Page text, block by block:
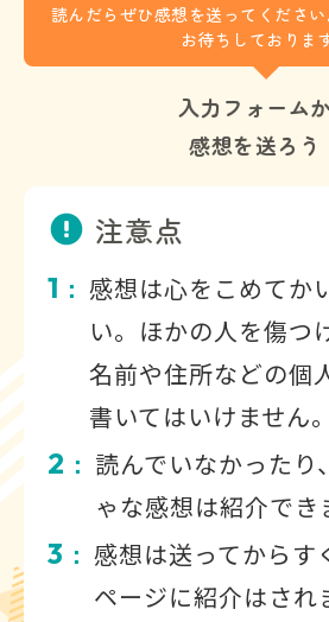
読んだらぜひ感想を送ってくださ
お待ちしておりま
入力フォーム
感想を送ろう
注意点
1 ： 感想は心をこめてか
い。ほかの人を傷つ
名前や住所などの個
書いてはいけません。
2 ： 読んでいなかったり
ゃな感想は紹介でき
3 ： 感想は送ってからす
ページに紹介はされ